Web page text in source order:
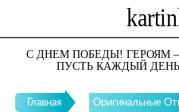
С ДНЕМ ПОБЕДЫ! ГЕРОЯМ
ПУСТЬ КАЖДЫЙ
Главная Оригинальные